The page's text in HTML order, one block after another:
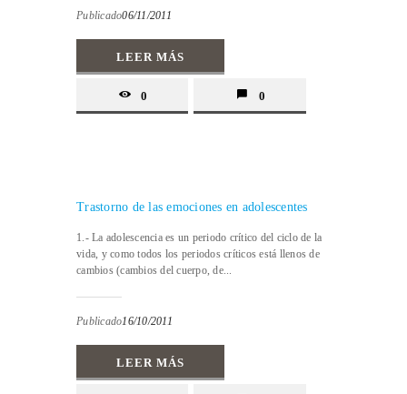
Publicado06/11/2011
LEER MÁS
0 0
Trastorno de las emociones en adolescentes
1.- La adolescencia es un periodo crítico del ciclo de la
vida, y como todos los periodos críticos está llenos de
cambios (cambios del cuerpo, de...
Publicado16/10/2011
LEER MÁS